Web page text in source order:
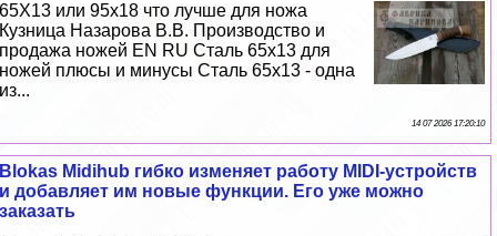
65Х13 или 95х18 что лучше для ножа
Кузница Назарова В.В. Производство и
продажа ножей EN RU Сталь 65х13 для
ножей плюсы и минусы Сталь 65х13 - одна
из...
14 07 2026 17:20:10
Blokas Midihub гибко изменяет работу MIDI-устройств
и добавляет им новые функции. Его уже можно
заказать